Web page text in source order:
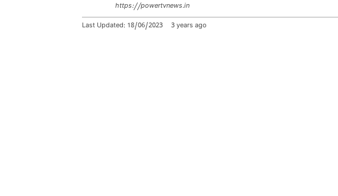
https://powertvnews.in
Last Updated: 18/06/2023 3 years ago